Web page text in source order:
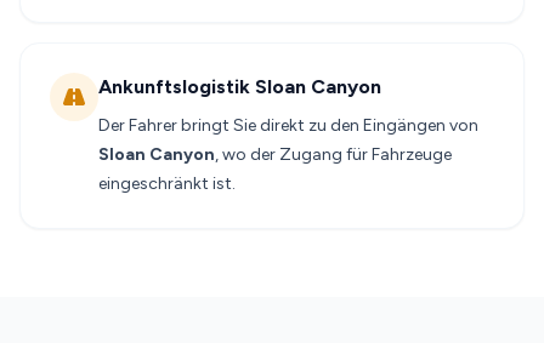
Ankunftslogistik Sloan Canyon
Der Fahrer bringt Sie direkt zu den Eingängen von
Sloan Canyon, wo der Zugang für Fahrzeuge
eingeschränkt ist.